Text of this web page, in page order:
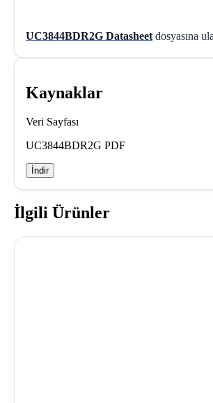
UC3844BDR2G Datasheet dosyasına
Kaynaklar
Veri Sayfası
UC3844BDR2G PDF
İndir
İlgili Ürünler